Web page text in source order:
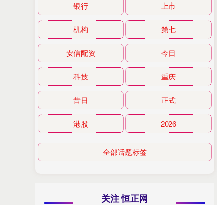
银行 上市
机构 第七
安信配资 今日
科技 重庆
昔日 正式
港股 2026
全部话题标签
关注 恒正网